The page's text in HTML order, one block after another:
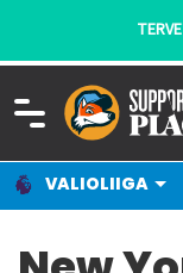
SUPPORTERS
VALIOLIIGA